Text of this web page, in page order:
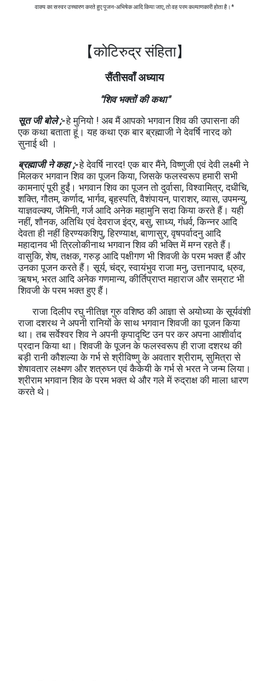
वाक्य का सस्वर उच्चारण करते हुए पूजन-अभिषेक आदि किया जाए, तो वह परम कल्याणकारी होता है।*
【कोटिरुद्र संहिता】
सैंतीसवाँ अध्याय
"शिव भक्तों की कथा"
सूत जी बोले ;-हे मुनियो ! अब मैं आपको भगवान शिव की उपासना की
एक कथा बताता हूं। यह कथा एक बार ब्रह्माजी ने देवर्षि नारद को
सुनाई थी ।
ब्रह्माजी ने कहा ;-हे देवर्षि नारद! एक बार मैंने, विष्णुजी एवं देवी लक्ष्मी ने
मिलकर भगवान शिव का पूजन किया, जिसके फलस्वरूप हमारी सभी
कामनाएं पूरी हुईं। भगवान शिव का पूजन तो दुर्वासा, विश्वामित्र, दधीचि,
शक्ति, गौतम, कर्णाद, भार्गव, बृहस्पति, वैशंपायन, पाराशर, व्यास, उपमन्यु,
याज्ञवल्क्य, जैमिनी, गर्ज आदि अनेक महामुनि सदा किया करते हैं। यही
नहीं, शौनक, अतिथि एवं देवराज इंद्र, बसु, साध्य, गंधर्व, किन्नर आदि
देवता ही नहीं हिरण्यकशिपु, हिरण्याक्ष, बाणासुर, वृषपर्वादनु आदि
महादानव भी त्रिलोकीनाथ भगवान शिव की भक्ति में मग्न रहते हैं।
वासुकि, शेष, तक्षक, गरुड़ आदि पक्षीगण भी शिवजी के परम भक्त हैं और
उनका पूजन करते हैं। सूर्य, चंद्र, स्वायंभुव राजा मनु, उत्तानपाद, ध्रुव,
ऋषभ, भरत आदि अनेक गणमान्य, कीर्तिप्राप्त महाराज और सम्राट भी
शिवजी के परम भक्त हुए हैं।
राजा दिलीप रघु नीतिज्ञ गुरु वशिष्ठ की आज्ञा से अयोध्या के सूर्यवंशी
राजा दशरथ ने अपनी रानियों के साथ भगवान शिवजी का पूजन किया
था। तब सर्वेश्वर शिव ने अपनी कृपादृष्टि उन पर कर अपना आशीर्वाद
प्रदान किया था। शिवजी के पूजन के फलस्वरूप ही राजा दशरथ की
बड़ी रानी कौशल्या के गर्भ से श्रीविष्णु के अवतार श्रीराम, सुमित्रा से
शेषावतार लक्ष्मण और शत्रुघ्न एवं कैकेयी के गर्भ से भरत ने जन्म लिया।
श्रीराम भगवान शिव के परम भक्त थे और गले में रुद्राक्ष की माला धारण
करते थे।